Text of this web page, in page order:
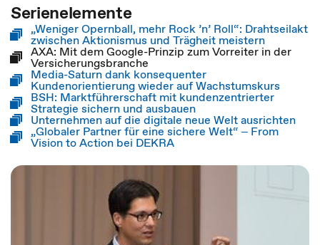
Serienelemente
„Weniger Opernball, mehr Rock ’n’ Roll“: Drahtseilakt
zwischen Aktionismus und Trägheit meistern
AXA: Mit dem Google-Prinzip zum Vorreiter in der
Versicherungsbranche
Media-Saturn dank konsequenter
Kundenorientierung wieder auf Wachstumskurs
BSH: Marktführerschaft mit kundenzentrierter
Strategie sichern und ausbauen
Unternehmen auf die digitale neue Welt ausrichten
„Globaler Partner für eine sichere Welt“ ‒ From
Vision to Action bei DEKRA